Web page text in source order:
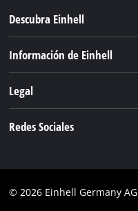
Descubra Einhell
Información de Einhell
Einhell global
Legal
Redes Sociales
© 2026 Einhell Germany AG